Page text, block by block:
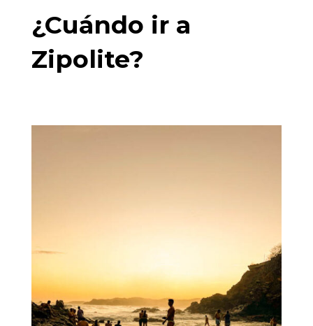
¿Cuándo ir a
Zipolite?